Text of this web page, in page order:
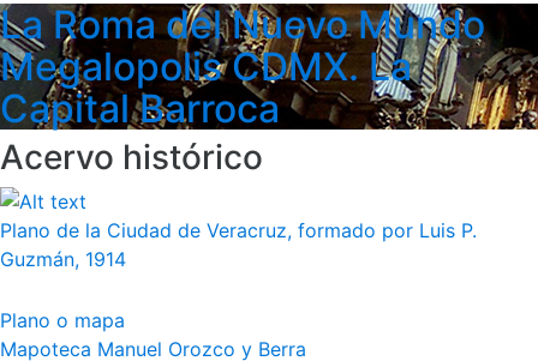
La Roma del Nuevo Mundo
Megalopolis CDMX. La
Capital Barroca
Acervo histórico
Plano de la Ciudad de Veracruz, formado por Luis P.
Guzmán, 1914
Plano o mapa
Mapoteca Manuel Orozco y Berra